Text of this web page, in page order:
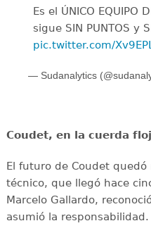
Es el ÚNICO EQUIPO
sigue SIN PUNTOS y
pic.twitter.com/
— Sudanalytics
Coudet, en la cuerda
El futuro de Coudet
técnico, que llegó hace
Marcelo Gallardo,
asumió la responsabilidad.